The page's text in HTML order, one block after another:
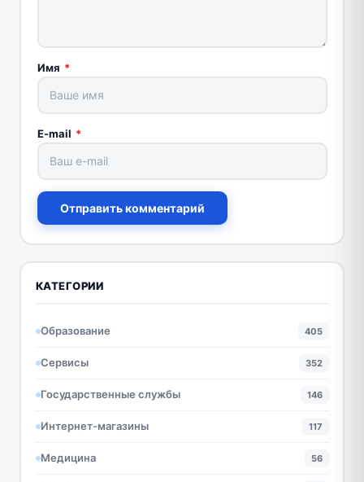
Имя *
E-mail *
Отправить комментарий
КАТЕГОРИИ
Образование 405
Сервисы 352
Государственные службы 146
Интернет-магазины 117
Медицина 56